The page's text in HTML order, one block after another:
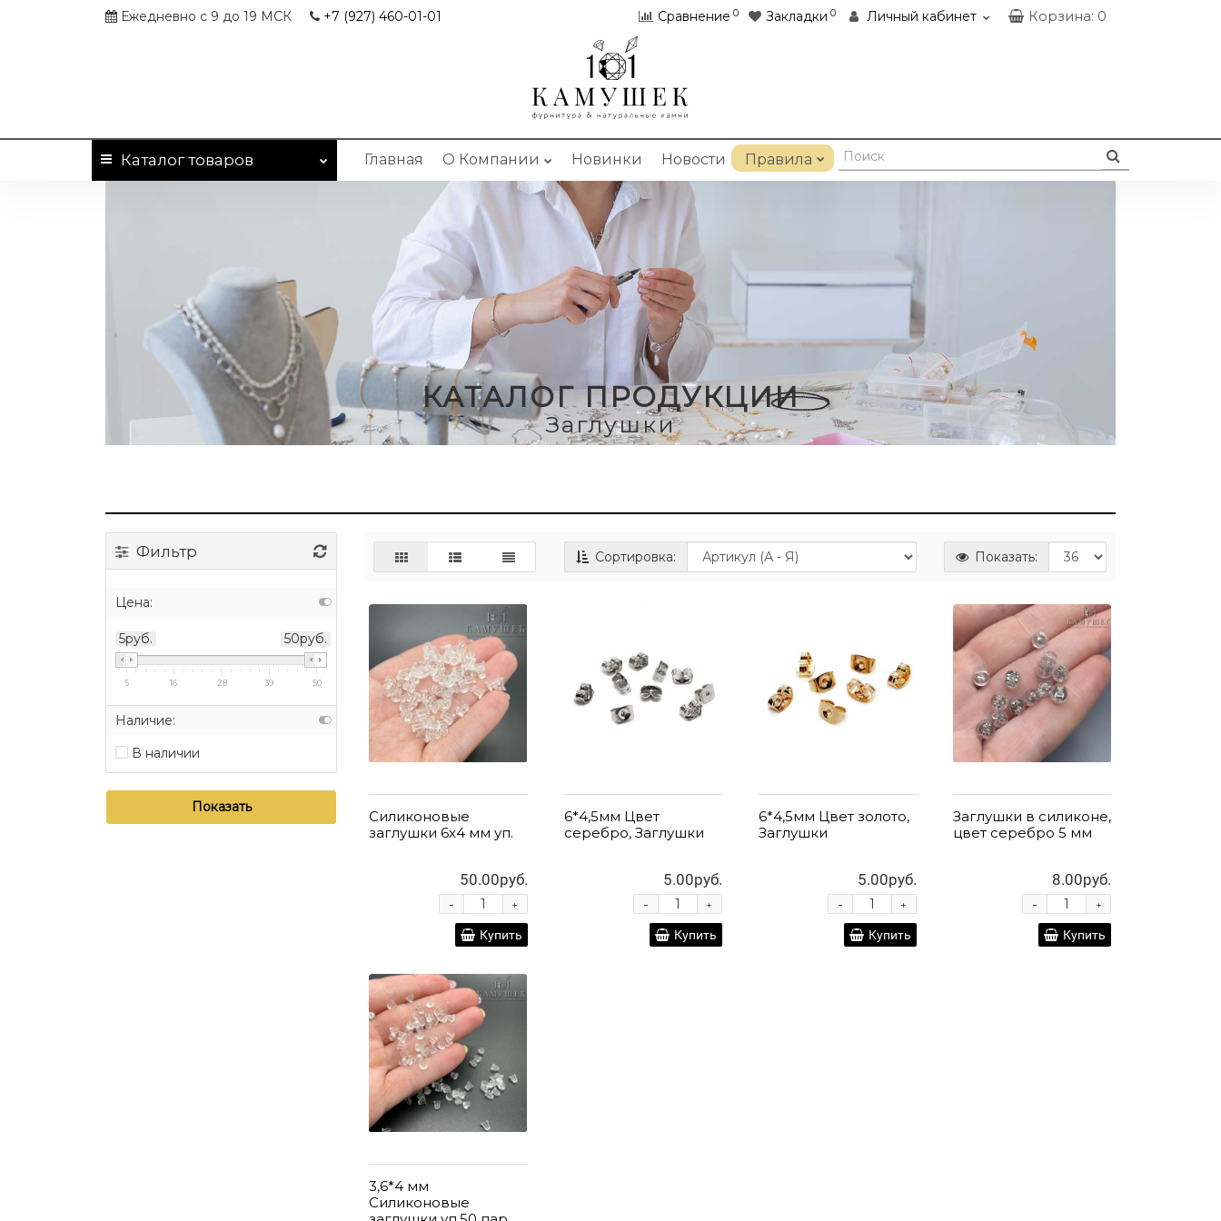
Ежедневно с 9 до 19 МСК +7 (927) 460-01-01 Сравнение 0 Закладки 0 Личный кабинет Корзина: 0
Каталогтоваров Главная О Компании Новинки Новости Правила
КАТАЛОГ ПРОДУКЦИИ
Заглушки
Фильтр
Цена:
5руб. 50руб.
5 16 28 39 50
Наличие:
В наличии
Показать
Сортировка: Показать:
Силиконовые
заглушки 6х4 мм уп.
50.00руб.
+
-
Купить
6*4,5мм Цвет
серебро, Заглушки
5.00руб.
+
-
Купить
6*4,5мм Цвет золото,
Заглушки
5.00руб.
+
-
Купить
Заглушки в силиконе,
цвет серебро 5 мм
8.00руб.
+
-
Купить
3,6*4 мм
Силиконовые